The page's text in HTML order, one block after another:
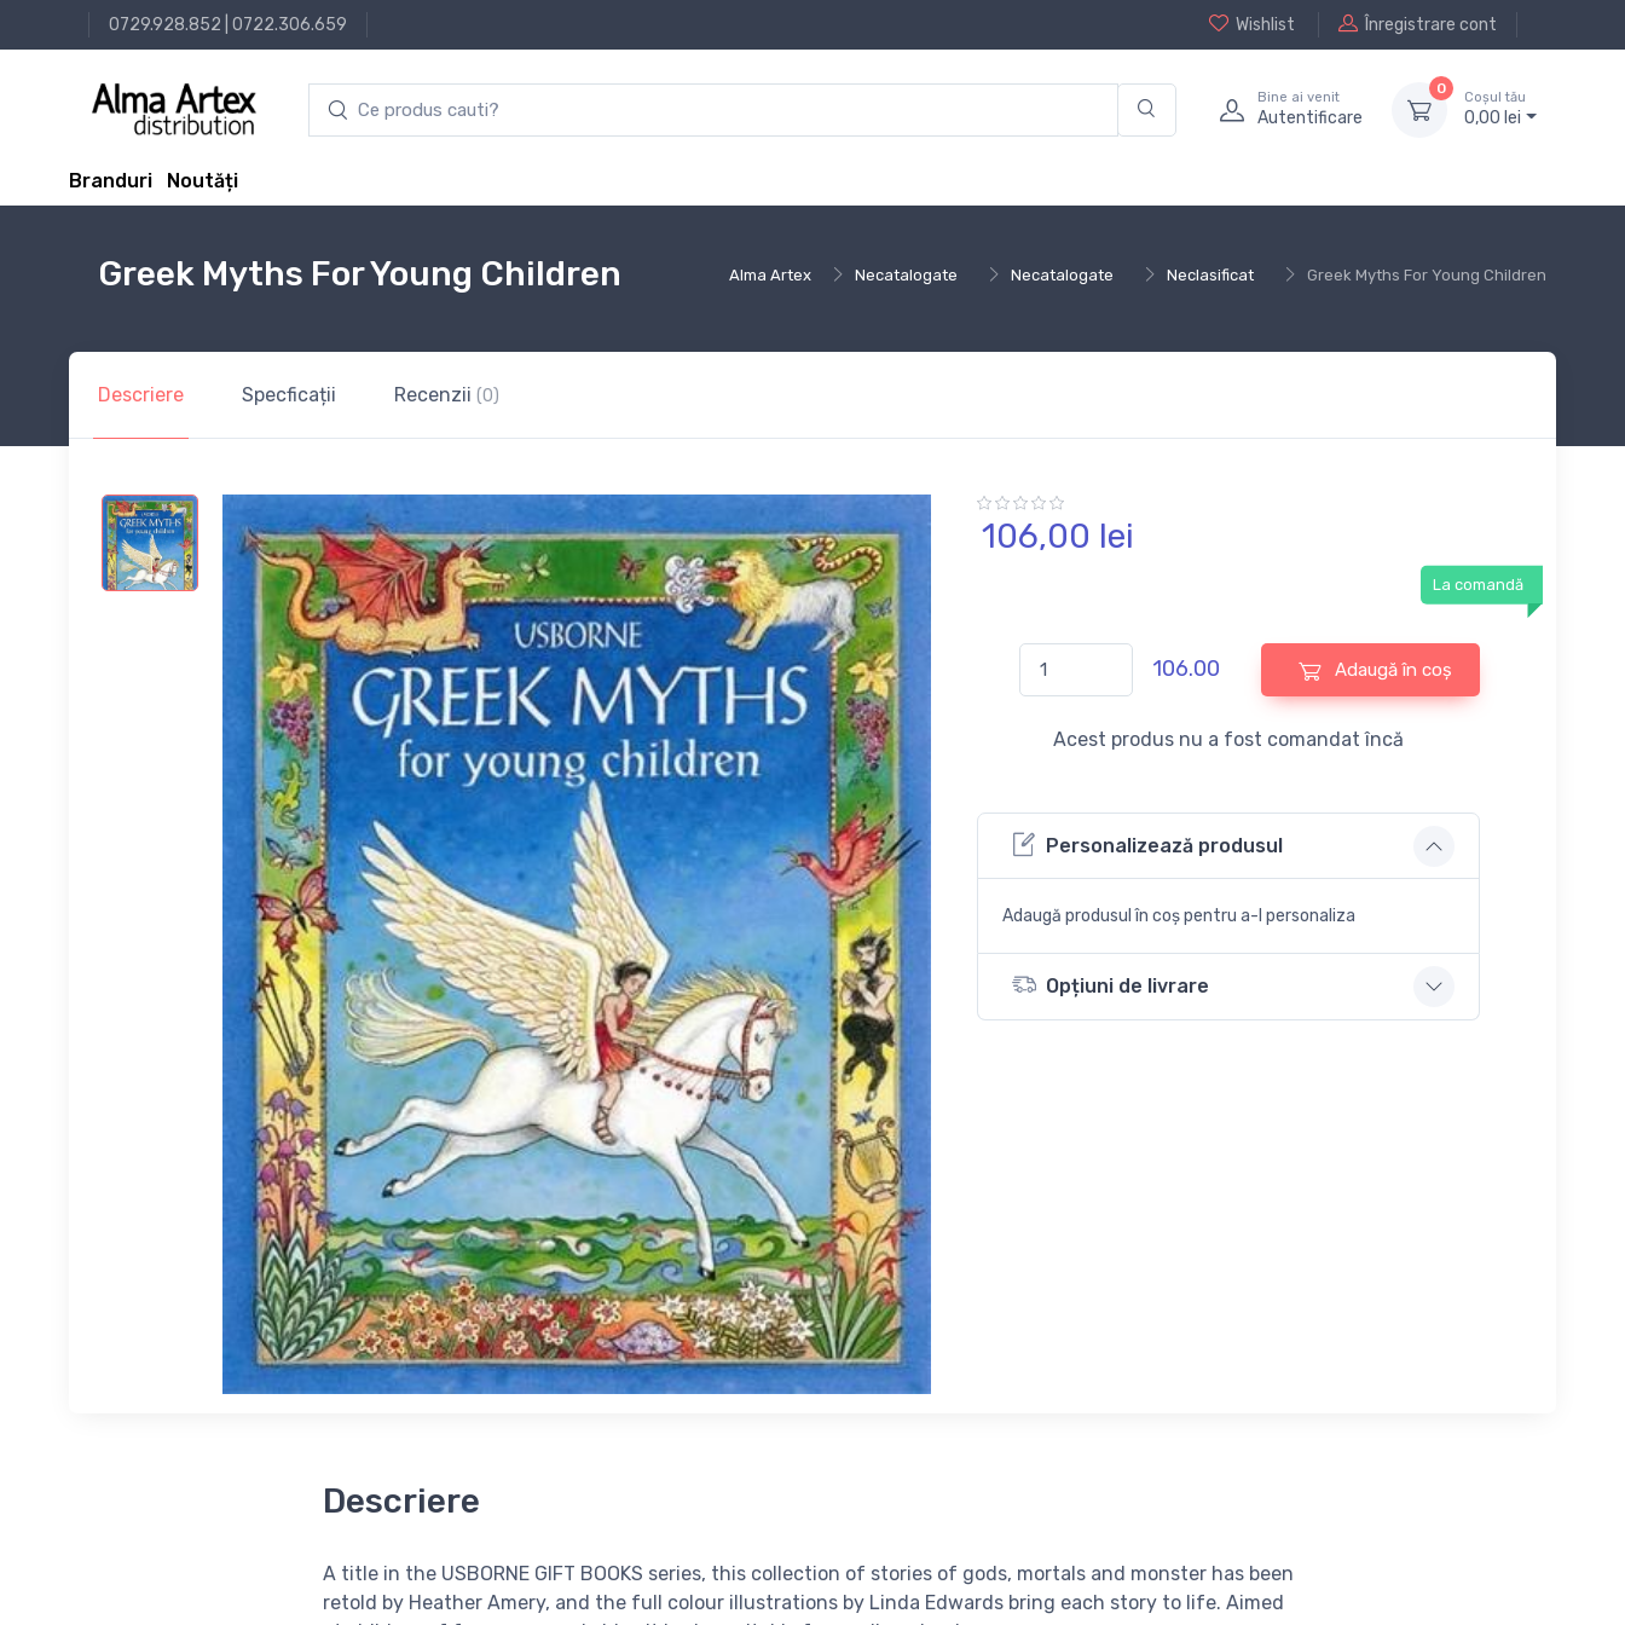
0729.928.852 0722.306.659 Wishlist Înregistrare cont
Bine ai venit
Autentificare
0
Coșul tău
0,00 lei
Branduri Noutăți
Alma Artex Necatalogate Necatalogate Neclasificat Greek Myths For Young Children
Greek Myths For Young Children
Descriere Specficații Recenzii (0)
106,00 lei
La comandă
106.00 Adaugă în coș
Acest produs nu a fost comandat încă
Personalizează produsul
Adaugă produsul în coș pentru a-l personaliza
Opțiuni de livrare
Descriere
A title in the USBORNE GIFT BOOKS series, this collection of stories of gods, mortals and monster has been
retold by Heather Amery, and the full colour illustrations by Linda Edwards bring each story to life. Aimed